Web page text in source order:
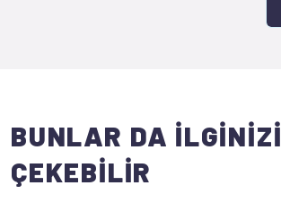
BUNLAR DA İLGİNİZİ
ÇEKEBİLİR